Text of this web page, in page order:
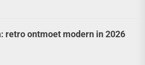
retro ontmoet modern in 2026